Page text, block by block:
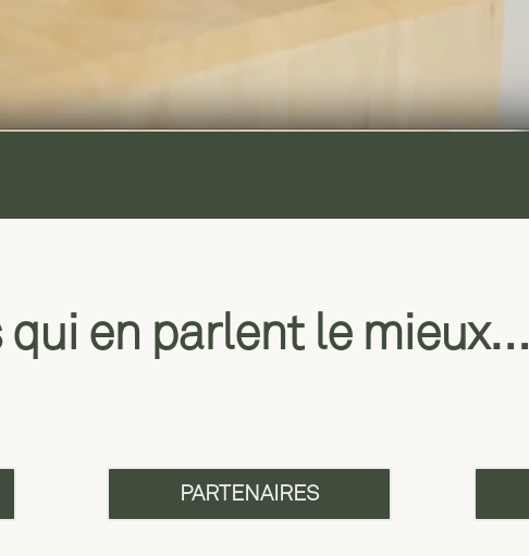
qui en parlent le mieux…
PARTENAIRES